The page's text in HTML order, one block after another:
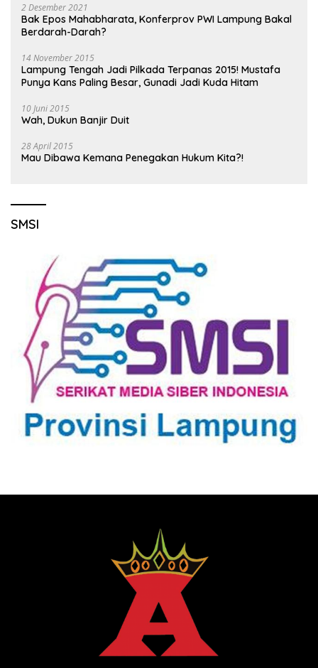
2 Desember 2021
Bak Epos Mahabharata, Konferprov PWI Lampung Bakal
Berdarah-Darah?
14 November 2015
Lampung Tengah Jadi Pilkada Terpanas 2015! Mustafa
Punya Kans Paling Besar, Gunadi Jadi Kuda Hitam
10 Juni 2015
Wah, Dukun Banjir Duit
28 April 2015
Mau Dibawa Kemana Penegakan Hukum Kita?!
SMSI